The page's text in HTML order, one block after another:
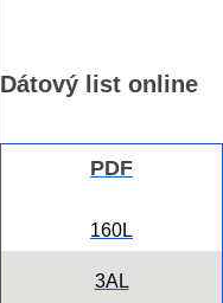
Dátový list online
PDF
160L
3AL